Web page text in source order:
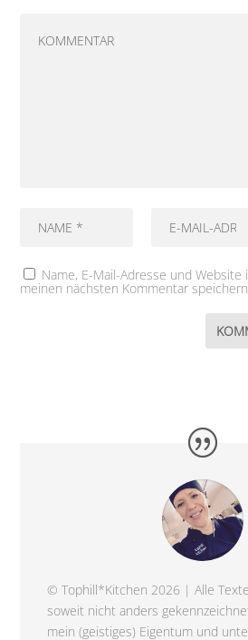
Name, E-Mail-Adresse und
meinen nächsten Kommentar
© Tophill*Kitchen 2026 | Alle
soweit nicht anders
mein (geistiges) Eigentum und